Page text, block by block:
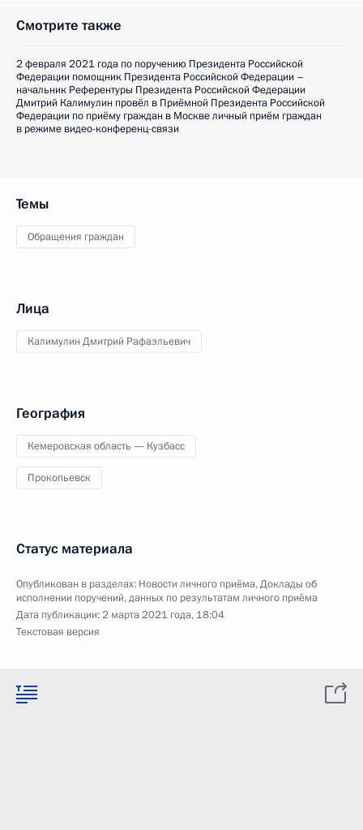
Смотрите также
2 февраля 2021 года по поручению Президента Российской
Федерации помощник Президента Российской Федерации –
начальник Референтуры Президента Российской Федерации
Дмитрий Калимулин провёл в Приёмной Президента Российской
Федерации по приёму граждан в Москве личный приём граждан
в режиме видео-конференц-связи
Темы
Обращения граждан
Лица
Калимулин Дмитрий Рафаэльевич
География
Кемеровская область — Кузбасс
Прокопьевск
Статус материала
Опубликован в разделах: Новости личного приёма,Доклады об
исполнении поручений, данных по результатам личного приёма
Дата публикации:2 марта 2021 года, 18:04
Текстовая версия